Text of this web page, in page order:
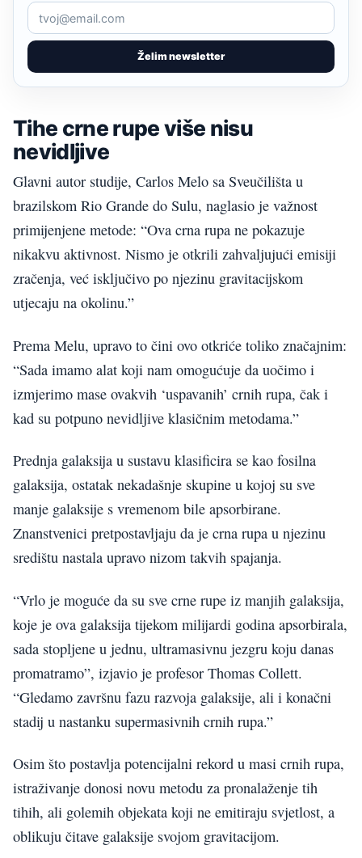
Želim newsletter
Tihe crne rupe više nisu
nevidljive
Glavni autor studije, Carlos Melo sa Sveučilišta u
brazilskom Rio Grande do Sulu, naglasio je važnost
primijenjene metode: “Ova crna rupa ne pokazuje
nikakvu aktivnost. Nismo je otkrili zahvaljujući emisiji
zračenja, već isključivo po njezinu gravitacijskom
utjecaju na okolinu.”
Prema Melu, upravo to čini ovo otkriće toliko značajnim:
“Sada imamo alat koji nam omogućuje da uočimo i
izmjerimo mase ovakvih ‘uspavanih’ crnih rupa, čak i
kad su potpuno nevidljive klasičnim metodama.”
Prednja galaksija u sustavu klasificira se kao fosilna
galaksija, ostatak nekadašnje skupine u kojoj su sve
manje galaksije s vremenom bile apsorbirane.
Znanstvenici pretpostavljaju da je crna rupa u njezinu
središtu nastala upravo nizom takvih spajanja.
“Vrlo je moguće da su sve crne rupe iz manjih galaksija,
koje je ova galaksija tijekom milijardi godina apsorbirala,
sada stopljene u jednu, ultramasivnu jezgru koju danas
promatramo”, izjavio je profesor Thomas Collett.
“Gledamo završnu fazu razvoja galaksije, ali i konačni
stadij u nastanku supermasivnih crnih rupa.”
Osim što postavlja potencijalni rekord u masi crnih rupa,
istraživanje donosi novu metodu za pronalaženje tih
tihih, ali golemih objekata koji ne emitiraju svjetlost, a
oblikuju čitave galaksije svojom gravitacijom.